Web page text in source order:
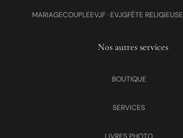
MARIAGECOUPLEEVJF · EVJGFÊTE RELIGIEUSE
Nos autres services
BOUTIQUE
SERVICES